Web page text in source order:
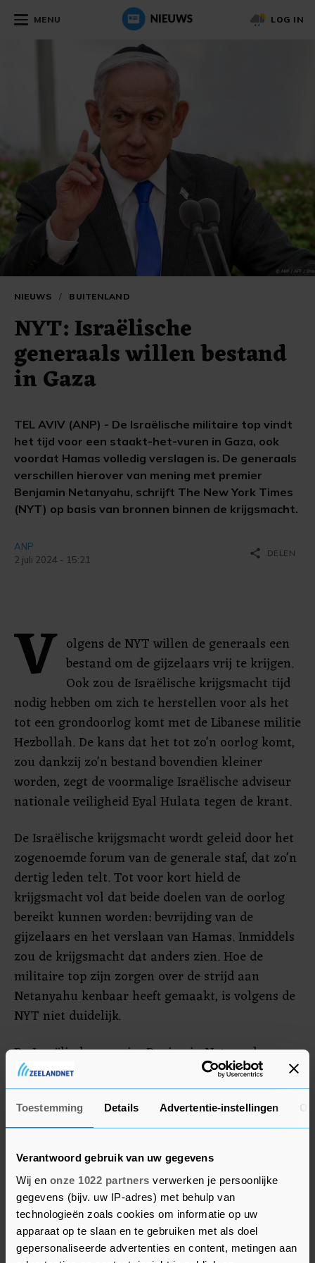
Toestemming Details Advertentie-instellingen
Verantwoord gebruik van uw gegevens
Wij en onze 1022 partners verwerken je persoonlijke
gegevens (bijv. uw IP-adres) met behulp van
technologieën zoals cookies om informatie op uw
apparaat op te slaan en te gebruiken met als doel
gepersonaliseerde advertenties en content, metingen aan
MENU LOG IN
NIEUWS / BUITENLAND
NYT: Israëlische
generaals willen bestand
in Gaza
TEL AVIV (ANP) - De Israëlische militaire top vindt
het tijd voor een staakt-het-vuren in Gaza, ook
voordat Hamas volledig verslagen is. De generaals
verschillen hierover van mening met premier
Benjamin Netanyahu, schrijft The New York Times
(NYT) op basis van bronnen binnen de krijgsmacht.
ANP
2 juli 2024 - 15:21
share DELEN
V olgens de NYT willen de generaals een
bestand om de gijzelaars vrij te krijgen.
Ook zou de Israëlische krijgsmacht tijd
nodig hebben om zich te herstellen voor als het
tot een grondoorlog komt met de Libanese militie
Hezbollah. De kans dat het tot zo'n oorlog komt,
zou dankzij zo'n bestand bovendien kleiner
worden, zegt de voormalige Israëlische adviseur
nationale veiligheid Eyal Hulata tegen de krant.
De Israëlische krijgsmacht wordt geleid door het
zogenoemde forum van de generale staf, dat zo'n
dertig leden telt. Tot voor kort hield de
krijgsmacht vol dat beide doelen van de oorlog
bereikt kunnen worden: bevrijding van de
gijzelaars en het verslaan van Hamas. Inmiddels
zou de krijgsmacht dat anders zien. Hoe de
militaire top zijn zorgen over de strijd aan
Netanyahu kenbaar heeft gemaakt, is volgens de
NYT niet duidelijk.
De Israëlische premier Benjamin Netanyahu nam
meteen afstand van het bericht. "Ik weet niet wie
die anonieme bronnen zijn, maar ik wil
ondubbelzinnig duidelijk maken: dat zal niet
gebeuren", aldus de premier in een verklaring.
"We zullen de oorlog pas beëindigen als we alle
doelen hebben bereikt, inclusief de eliminatie van
Hamas en de vrijlating van al onze gijzelaars."